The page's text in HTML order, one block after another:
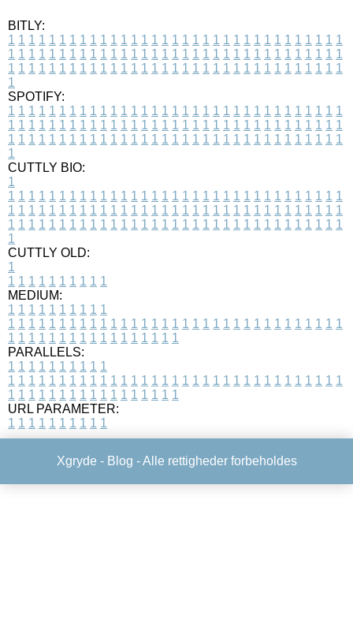
BITLY:
1 1 1 1 1 1 1 1 1 1 1 1 1 1 1 1 1 1 1 1 1 1 1 1 1 1 1 1 1 1 1 1 1
1 1 1 1 1 1 1 1 1 1 1 1 1 1 1 1 1 1 1 1 1 1 1 1 1 1 1 1 1 1 1 1 1
1 1 1 1 1 1 1 1 1 1 1 1 1 1 1 1 1 1 1 1 1 1 1 1 1 1 1 1 1 1 1 1 1
1
SPOTIFY:
1 1 1 1 1 1 1 1 1 1 1 1 1 1 1 1 1 1 1 1 1 1 1 1 1 1 1 1 1 1 1 1 1
1 1 1 1 1 1 1 1 1 1 1 1 1 1 1 1 1 1 1 1 1 1 1 1 1 1 1 1 1 1 1 1 1
1 1 1 1 1 1 1 1 1 1 1 1 1 1 1 1 1 1 1 1 1 1 1 1 1 1 1 1 1 1 1 1 1
1
CUTTLY BIO:
1
1 1 1 1 1 1 1 1 1 1 1 1 1 1 1 1 1 1 1 1 1 1 1 1 1 1 1 1 1 1 1 1 1
1 1 1 1 1 1 1 1 1 1 1 1 1 1 1 1 1 1 1 1 1 1 1 1 1 1 1 1 1 1 1 1 1
1 1 1 1 1 1 1 1 1 1 1 1 1 1 1 1 1 1 1 1 1 1 1 1 1 1 1 1 1 1 1 1 1
1
CUTTLY OLD:
1
1 1 1 1 1 1 1 1 1 1
MEDIUM:
1 1 1 1 1 1 1 1 1 1
1 1 1 1 1 1 1 1 1 1 1 1 1 1 1 1 1 1 1 1 1 1 1 1 1 1 1 1 1 1 1 1 1
1 1 1 1 1 1 1 1 1 1 1 1 1 1 1 1 1
PARALLELS:
1 1 1 1 1 1 1 1 1 1
1 1 1 1 1 1 1 1 1 1 1 1 1 1 1 1 1 1 1 1 1 1 1 1 1 1 1 1 1 1 1 1 1
1 1 1 1 1 1 1 1 1 1 1 1 1 1 1 1 1
URL PARAMETER:
1 1 1 1 1 1 1 1 1 1
Xgryde - Blog - Alle rettigheder forbeholdes